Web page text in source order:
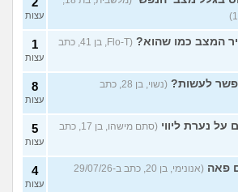
עצות
המצב כמו שהוא?
(Flo-T, בן 41, כתב
1
עצות
לעשות?
(נשוי, בן 28, כתב
8
עצות
על נערת ליווי
(סתם מישהו, בן 17, כתב
5
עצות
פאה
(אנונימי, בן 20, כתב ב-29/07/26
4
עצות